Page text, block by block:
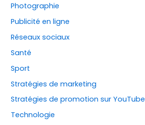
Photographie
Publicité en ligne
Réseaux sociaux
Santé
Sport
Stratégies de marketing
Stratégies de promotion sur YouTube
Technologie